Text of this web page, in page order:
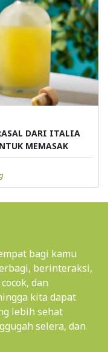
DARI ITALIA
MEMASAK
bagi kamu
berinteraksi,
dan
kita dapat
lebih sehat
selera, dan